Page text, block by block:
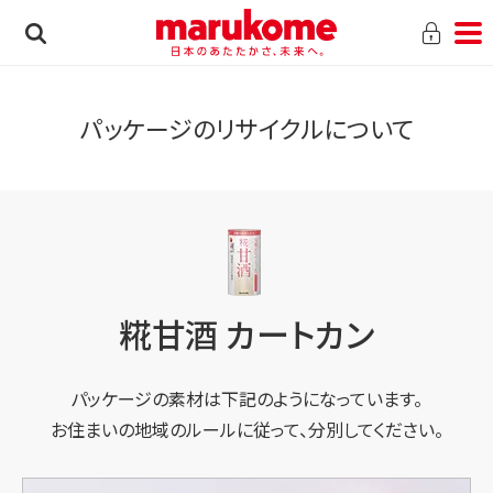
パッケージのリサイクルについて
糀甘酒 カートカン
パッケージの素材は下記のようになっています。
お住まいの地域のルールに従って、分別してください。